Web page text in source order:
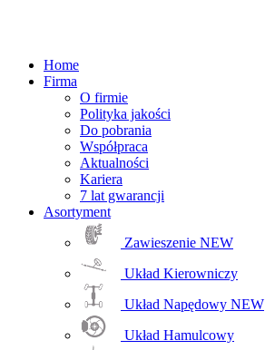
Home
Firma
O firmie
Polityka jakości
Do pobrania
Współpraca
Aktualności
Kariera
7 lat gwarancji
Asortyment
Zawieszenie NEW
Układ Kierowniczy
Układ Napędowy NEW
Układ Hamulcowy